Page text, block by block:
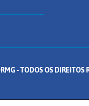
- TODOS OS DIREITOS